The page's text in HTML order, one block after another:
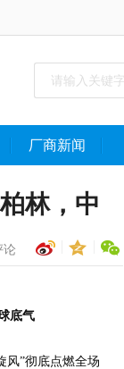
厂商新闻
林，中
论
底气
风”彻底点燃全场